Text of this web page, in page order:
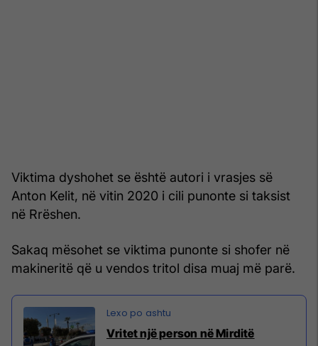
Viktima dyshohet se është autori i vrasjes së
Anton Kelit, në vitin 2020 i cili punonte si taksist
në Rrëshen.
Sakaq mësohet se viktima punonte si shofer në
makineritë që u vendos tritol disa muaj më parë.
Vritet një person në Mirditë